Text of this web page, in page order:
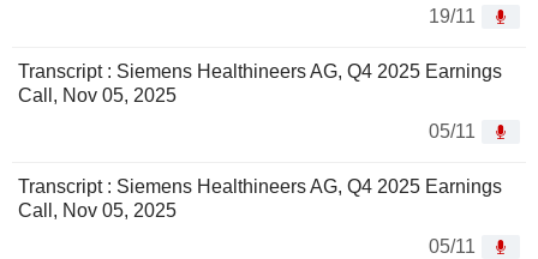
19/11
Transcript : Siemens Healthineers AG, Q4 2025 Earnings
Call, Nov 05, 2025
05/11
Transcript : Siemens Healthineers AG, Q4 2025 Earnings
Call, Nov 05, 2025
05/11